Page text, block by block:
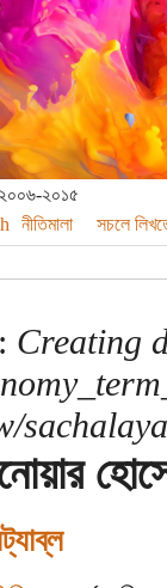
২০০৬-২০১৫
নীতিমালা সচলে
: Creating